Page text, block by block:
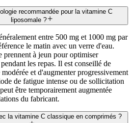
recommandée pour la vitamine C
liposomale ?
entre 500 mg et 1000 mg par
le matin avec un verre d'eau.
prennent à jeun pour optimiser
les repas. Il est conseillé de
et d'augmenter progressivement
de fatigue intense ou de sollicitation
être temporairement augmentée
du fabricant.
la vitamine C classique en comprimés ?